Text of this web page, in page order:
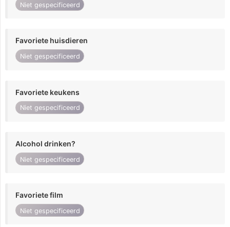
Niet gespecificeerd
Favoriete huisdieren
Niet gespecificeerd
Favoriete keukens
Niet gespecificeerd
Alcohol drinken?
Niet gespecificeerd
Favoriete film
Niet gespecificeerd